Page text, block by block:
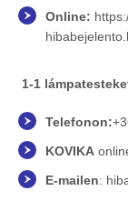
Online:
1-1
Telefonon:
KOVIKA
E-mailen: